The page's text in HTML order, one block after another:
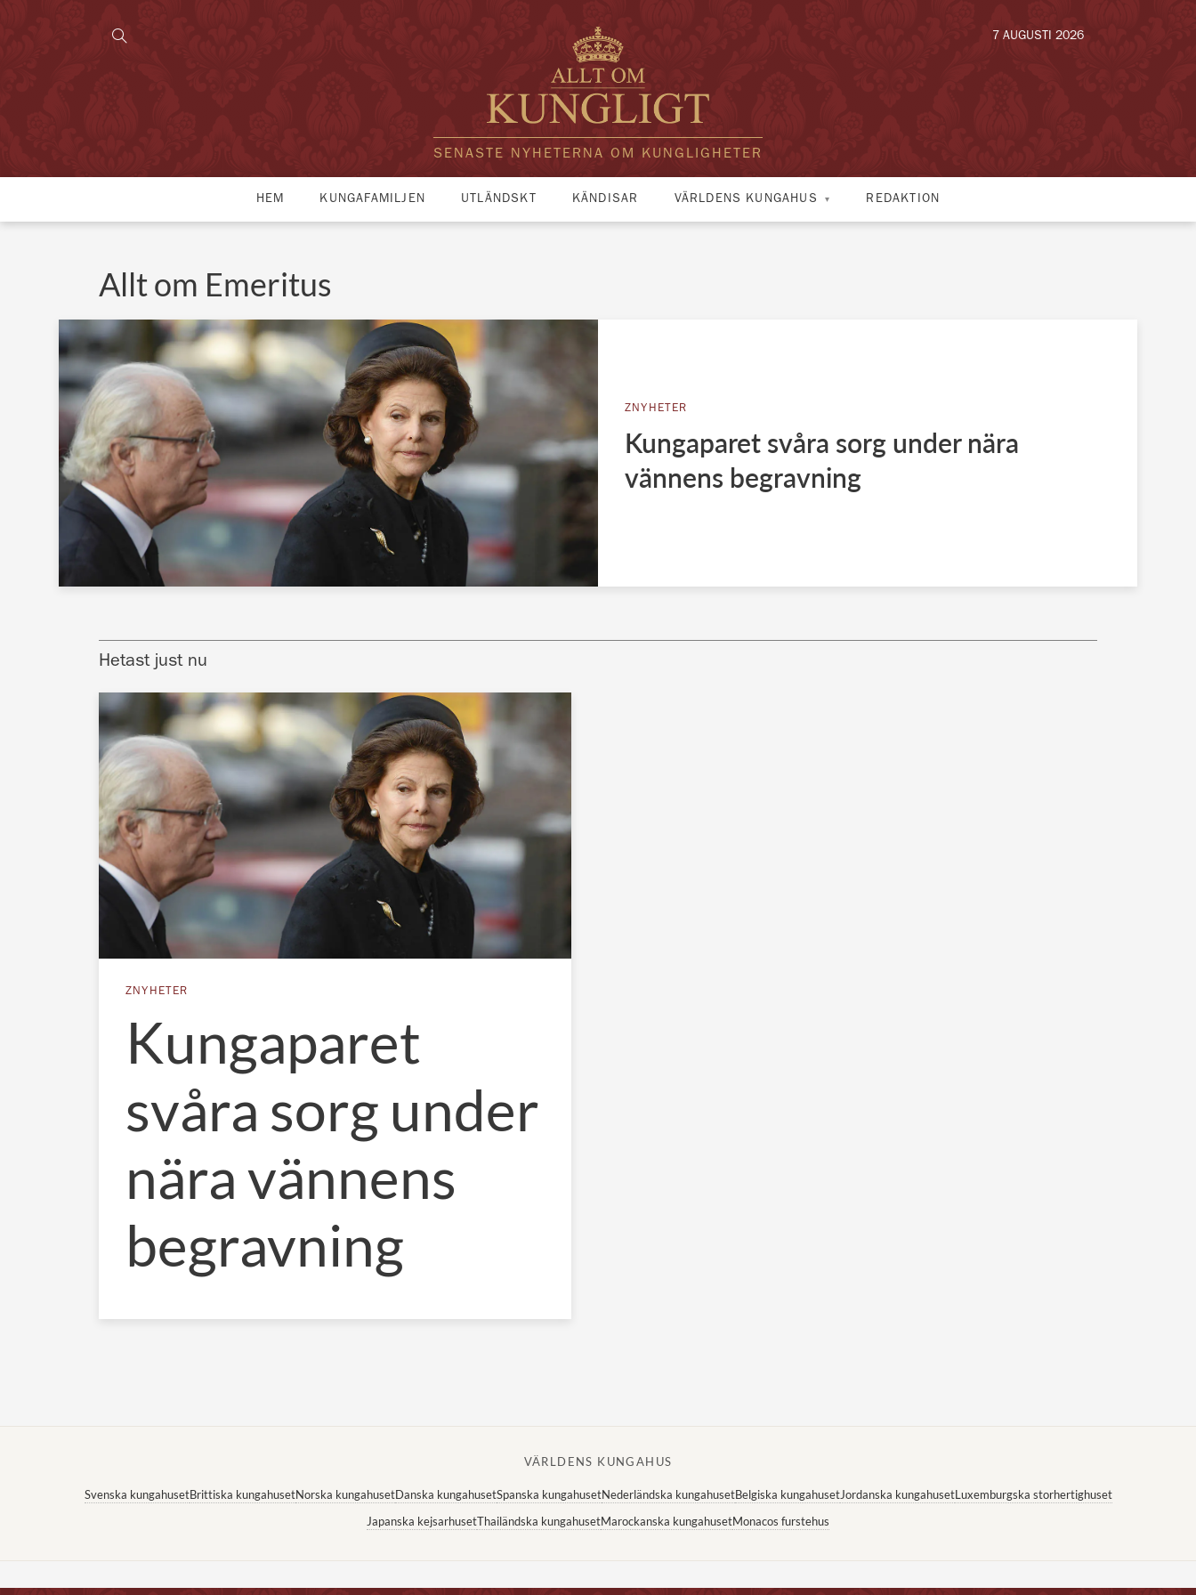
SENASTE NYHETERNA OM KUNGLIGHETER
7 AUGUSTI 2026
HEM KUNGAFAMILJEN UTLÄNDSKT KÄNDISAR VÄRLDENS KUNGAHUS REDAKTION
Allt om Emeritus
ZNYHETER
Kungaparet svåra sorg under nära
vännens begravning
Hetast just nu
ZNYHETER
Kungaparet
svåra sorg under
nära vännens
begravning
VÄRLDENS KUNGAHUS
Svenska kungahusetBrittiska kungahusetNorska kungahusetDanska kungahusetSpanska kungahusetNederländska kungahusetBelgiska kungahusetJordanska kungahusetLuxemburgska storhertighuset
Japanska kejsarhusetThailändska kungahusetMarockanska kungahusetMonacos furstehus